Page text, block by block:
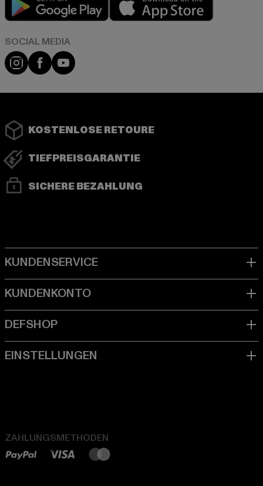
Instagram
FacebookYouTube
KOSTENLOSE RETOURE
TIEFPREISGARANTIE
SICHERE BEZAHLUNG
ZAHLUNGSMETHODEN